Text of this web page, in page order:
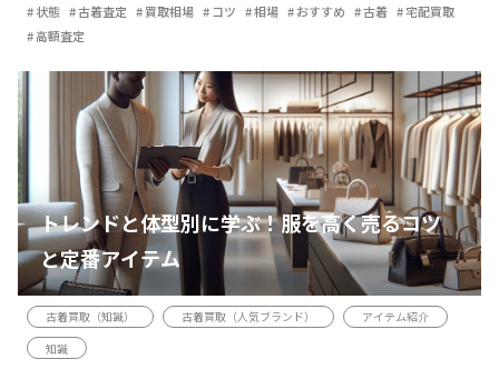
状態
古着査定 買取相場 コツ 相場 おすすめ 古着
宅配買取
高額査定
トレンドと体型別に学ぶ！服を高く売るコツ
と定番アイテム
古着買取（知識） 古着買取（人気ブランド）
アイテム紹介
知識